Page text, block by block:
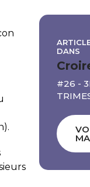
DANS
#26 -